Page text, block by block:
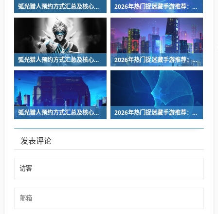
弧光猎人预约方式汇总及核心玩法详细介绍 2026年热门捉迷藏手游推荐：好玩又上瘾的躲猫猫游戏合集
弧光猎人预约方式汇总及核心玩法详细介绍 2026年热门捉迷藏手游推荐：好玩又上瘾的躲猫猫游戏合集
弧光猎人预约方式汇总及核心玩法详细介绍 2026年热门捉迷藏手游推荐：好玩又上瘾的躲猫猫游戏合集
发表评论